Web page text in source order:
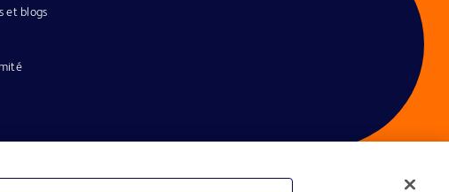
et blogs